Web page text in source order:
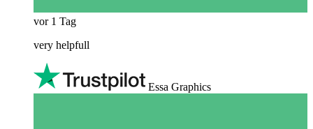
vor 1 Tag
very helpfull
Essa Graphics